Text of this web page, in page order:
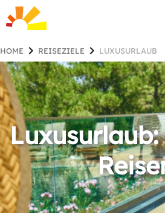
HOME REISEZIELE LUXUSURLAUB
Luxusurlaub: